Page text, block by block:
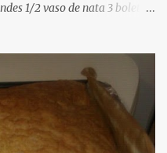
1/2 vaso de nata 3 boletus
Elaboración: Precalentar el
la doramos en una sartén
a fuego medio. A
boletus en trocitos
el jamón ibérico cortado